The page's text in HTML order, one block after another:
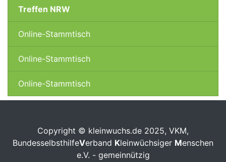
Treffen NRW
Online-Stammtisch
Online-Stammtisch
Online-Stammtisch
Copyright © kleinwuchs.de 2025, VKM,
BundesselbsthilfeVerband Kleinwüchsiger Menschen
e.V. - gemeinnützig